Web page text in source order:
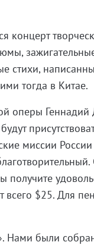
концерт
стихи,
тогда в Китае.
оперы Геннадий
миссии
получите
$25. Для
Нами были